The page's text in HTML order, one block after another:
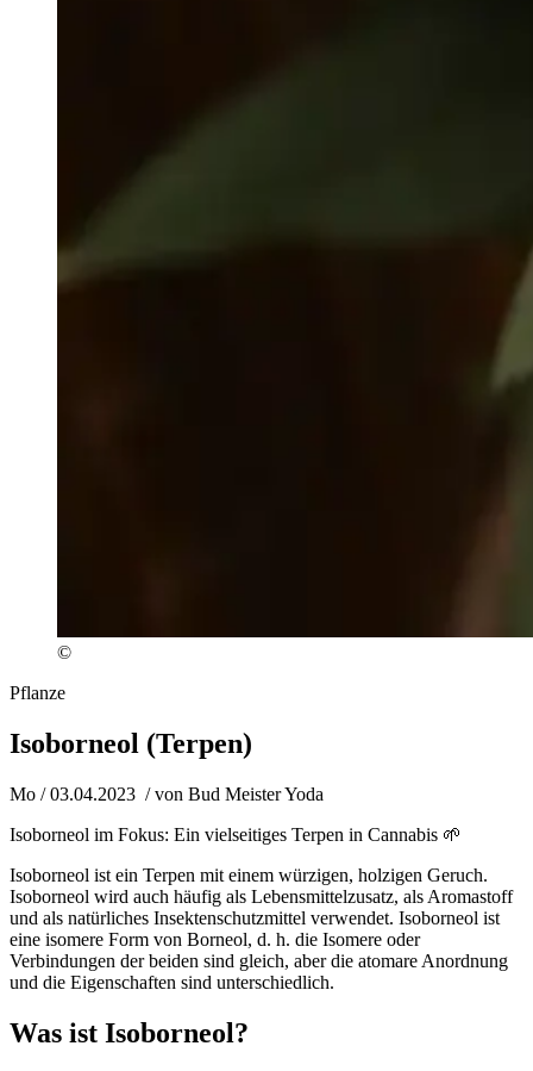
©
Pflanze
Isoborneol (Terpen)
Mo / 03.04.2023 / von Bud Meister Yoda
Isoborneol im Fokus: Ein vielseitiges Terpen in Cannabis 🌱
Isoborneol ist ein Terpen mit einem würzigen, holzigen Geruch.
Isoborneol wird auch häufig als Lebensmittelzusatz, als Aromastoff
und als natürliches Insektenschutzmittel verwendet. Isoborneol ist
eine isomere Form von Borneol, d. h. die Isomere oder
Verbindungen der beiden sind gleich, aber die atomare Anordnung
und die Eigenschaften sind unterschiedlich.
Was ist Isoborneol?